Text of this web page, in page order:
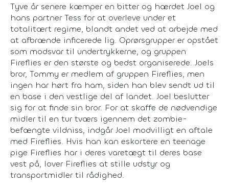
Tyve år senere kæmper en bitter og hærdet Joel og
hans partner Tess for at overleve under et
totalitært regime, blandt andet ved at arbejde med
at afbrænde inficerede lig. Oprørsgrupper er opstået
som modsvar til undertrykkerne, og gruppen
Fireflies er den største og bedst organiserede. Joels
bror, Tommy er medlem af gruppen Fireflies, men
ingen har hørt fra ham, siden han blev sendt ud til
en base i den vestlige del af landet. Joel beslutter
sig for at finde sin bror. For at skaffe de nødvendige
midler til en tur tværs igennem det zombie-
befængte vildniss, indgår Joel modvilligt en aftale
med Fireflies. Hvis han kan eskortere en teenage
pige Fireflies har i deres varetægt til deres base
vest på, lover Fireflies at stille udstyr og
transportmidler til rådighed.